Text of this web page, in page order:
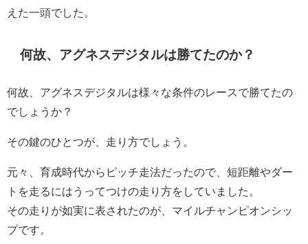
えた一頭でした。
何故、アグネスデジタルは勝てたのか？
何故、アグネスデジタルは様々な条件のレースで勝てたの
でしょうか？
その鍵のひとつが、走り方でしょう。
元々、育成時代からピッチ走法だったので、短距離やダー
トを走るにはうってつけの走り方をしていました。
その走りが如実に表されたのが、マイルチャンピオンシッ
プです。